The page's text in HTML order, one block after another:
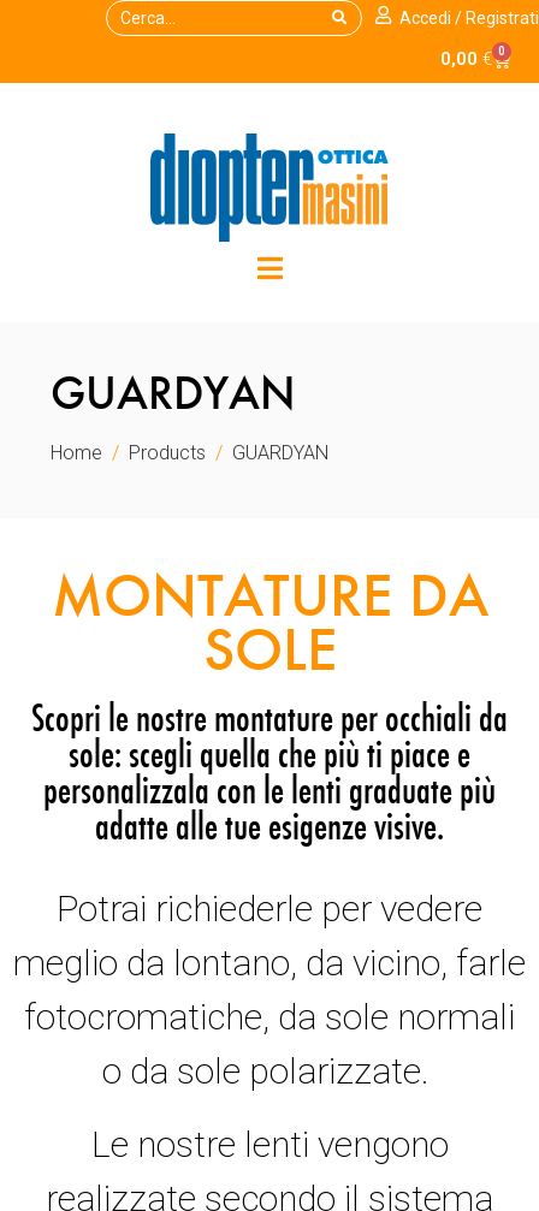
Accedi / Registrati
0,00 € 0
GUARDYAN
Home Products GUARDYAN
MONTATURE DA
SOLE
Scopri le nostre montature per occhiali da
sole: scegli quella che più ti piace e
personalizzala con le lenti graduate più
adatte alle tue esigenze visive.
Potrai richiederle per vedere
meglio da lontano, da vicino, farle
fotocromatiche, da sole normali
o da sole polarizzate.
Le nostre lenti vengono
realizzate secondo il sistema